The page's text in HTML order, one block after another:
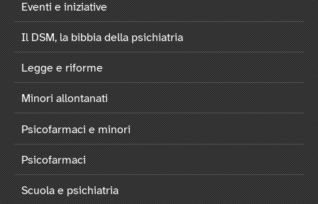
Eventi e iniziative
Il DSM, la bibbia della psichiatria
Legge e riforme
Minori allontanati
Psicofarmaci e minori
Psicofarmaci
Scuola e psichiatria